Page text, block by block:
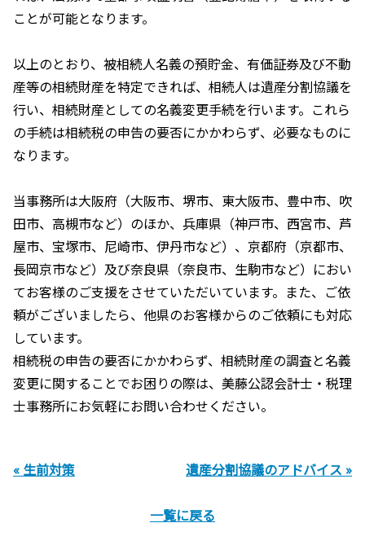
ことが可能となります。
以上のとおり、被相続人名義の預貯金、有価証券及び不動
産等の相続財産を特定できれば、相続人は遺産分割協議を
行い、相続財産としての名義変更手続を行います。これら
の手続は相続税の申告の要否にかかわらず、必要なものに
なります。
当事務所は大阪府（大阪市、堺市、東大阪市、豊中市、吹
田市、高槻市など）のほか、兵庫県（神戸市、西宮市、芦
屋市、宝塚市、尼崎市、伊丹市など）、京都府（京都市、
長岡京市など）及び奈良県（奈良市、生駒市など）におい
てお客様のご支援をさせていただいています。また、ご依
頼がございましたら、他県のお客様からのご依頼にも対応
しています。
相続税の申告の要否にかかわらず、相続財産の調査と名義
変更に関することでお困りの際は、美藤公認会計士・税理
士事務所にお気軽にお問い合わせください。
« 生前対策 遺産分割協議のアドバイス »
一覧に戻る